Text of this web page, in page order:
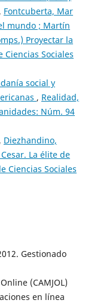
Fontcuberta, Mar
mundo ; Martín
Proyectar la
Ciencias Sociales
social y
, Realidad,
Núm. 94
Diezhandino,
La élite de
Ciencias Sociales
Gestionado
(CAMJOL)
en línea